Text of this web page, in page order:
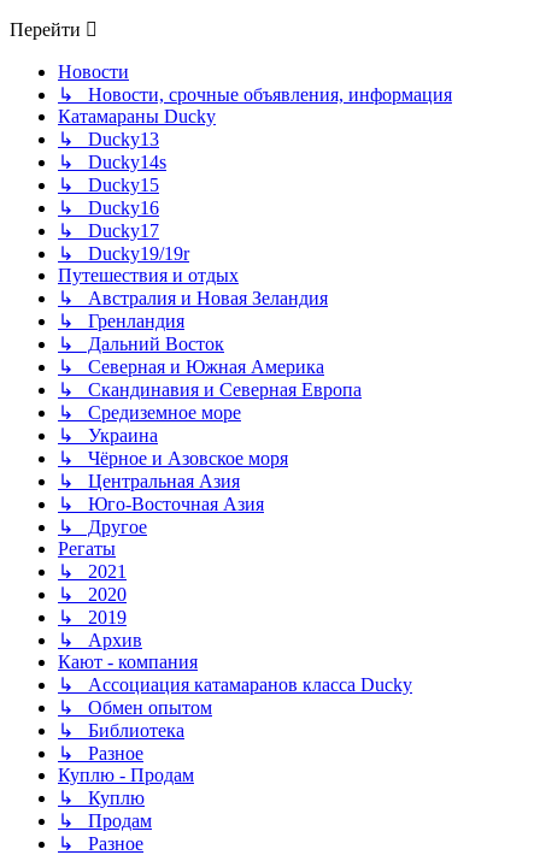
Перейти
Новости
↳ Новости, срочные объявления, информация
Катамараны Ducky
↳ Ducky13
↳ Ducky14s
↳ Ducky15
↳ Ducky16
↳ Ducky17
↳ Ducky19/19r
Путешествия и отдых
↳ Австралия и Новая Зеландия
↳ Гренландия
↳ Дальний Восток
↳ Северная и Южная Америка
↳ Скандинавия и Северная Европа
↳ Средиземное море
↳ Украина
↳ Чёрное и Азовское моря
↳ Центральная Азия
↳ Юго-Восточная Азия
↳ Другое
Регаты
↳ 2021
↳ 2020
↳ 2019
↳ Архив
Кают - компания
↳ Ассоциация катамаранов класса Ducky
↳ Обмен опытом
↳ Библиотека
↳ Разное
Куплю - Продам
↳ Куплю
↳ Продам
↳ Разное